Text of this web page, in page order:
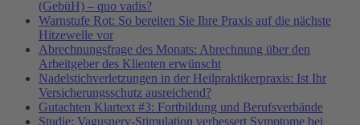
(GebüH) – quo vadis?
Warnstufe Rot: So bereiten Sie Ihre Praxis auf die nächste
Hitzewelle vor
Abrechnungsfrage des Monats: Abrechnung über den
Arbeitgeber des Klienten erwünscht
Nadelstichverletzungen in der Heilpraktikerpraxis: Ist Ihr
Versicherungsschutz ausreichend?
Gutachten Klartext #3: Fortbildung und Berufsverbände
Studie: Vagusnerv-Stimulation verbessert Symptome bei